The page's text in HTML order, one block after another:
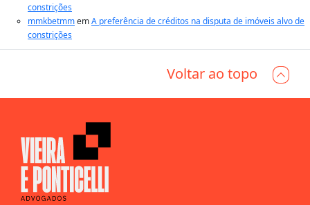
constrições
mmkbetmmemA preferência de créditos na disputa de imóveis alvo de
constrições
Voltar ao topo